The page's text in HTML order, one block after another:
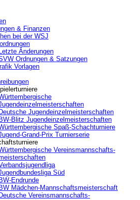
& Finanzen
bei der WSJ
Änderungen
Ordnungen & Satzungen
Vorlagen
Jugendeinzelmeisterschaften
Blitz Jugendeinzelmeisterschaften
Spaß-Schachturniere
Grand-Prix Turnierserie
Vereinsmannschafts-
Süd
Endrunde
Mädchen-Mannschaftsmeisterschaft
Vereinsmannschafts-